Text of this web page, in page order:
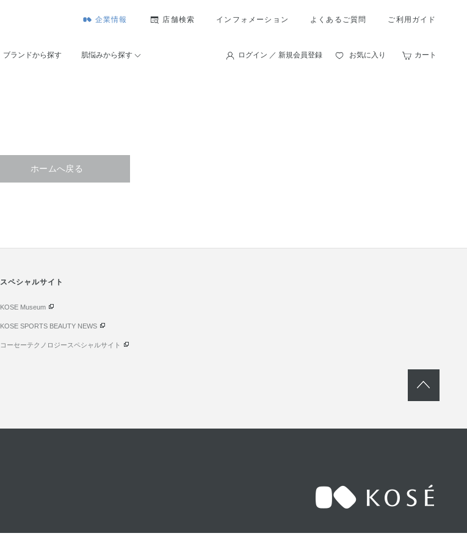
企業情報 店舗検索 インフォメーション よくあるご質問 ご利用ガイド
ブランドから探す 肌悩みから探す ログイン ／ 新規会員登録 お気に入り カート
ホームへ戻る
スペシャルサイト
KOSE Museum
KOSE SPORTS BEAUTY NEWS
コーセーテクノロジースペシャルサイト